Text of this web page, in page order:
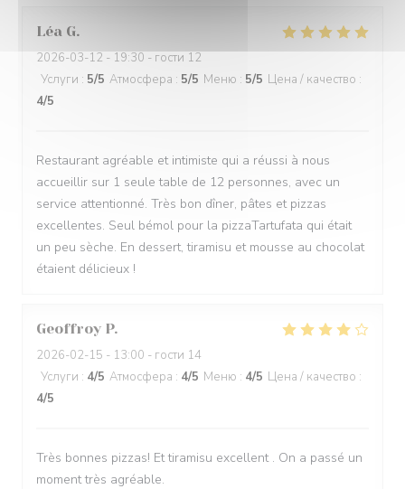
Léa G
2026-03-12 - 19:30 - гости 12
Услуги : 5/5 Атмосфера : 5/5 Меню : 5/5 Цена / качество :
4/5
Restaurant agréable et intimiste qui a réussi à nous
accueillir sur 1 seule table de 12 personnes, avec un
service attentionné. Très bon dîner, pâtes et pizzas
excellentes. Seul bémol pour la pizzaTartufata qui était
un peu sèche. En dessert, tiramisu et mousse au chocolat
étaient délicieux !
Geoffroy P
2026-02-15 - 13:00 - гости 14
Услуги : 4/5 Атмосфера : 4/5 Меню : 4/5 Цена / качество :
4/5
Très bonnes pizzas! Et tiramisu excellent . On a passé un
moment très agréable.